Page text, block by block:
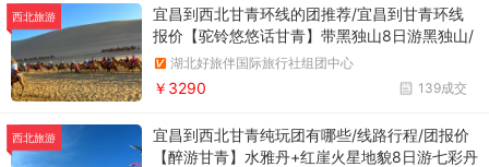
西北旅游
宜昌到西北甘青环线的团推荐/宜昌到甘青环线
报价【驼铃悠悠话甘青】带黑独山8日游黑独山/
七彩丹霞/鸣沙山月牙泉/莫高窟/翡翠湖/茶卡盐
湖/青海湖二郎剑/塔尔寺/荒漠艺术基地/雷台公
园/嘉峪关关城+【张掖特色小吃+河西丝路宴+雄
封班】
湖北好旅伴国际旅行社组团中心
139成交
￥3290
西北旅游
宜昌到西北甘青纯玩团有哪些/线路行程/团报价
【醉游甘青】水雅丹+红崖火星地貌8日游七彩丹